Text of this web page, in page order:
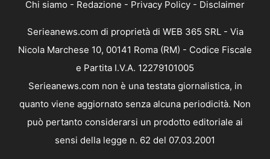
Chi siamo - Redazione - Privacy Policy - Disclaimer
Serieanews.com di proprietà di WEB 365 SRL - Via
Nicola Marchese 10, 00141 Roma (RM) - Codice Fiscale
e Partita I.V.A. 12279101005
Serieanews.com non è una testata giornalistica, in
quanto viene aggiornato senza alcuna periodicità. Non
può pertanto considerarsi un prodotto editoriale ai
sensi della legge n. 62 del 07.03.2001